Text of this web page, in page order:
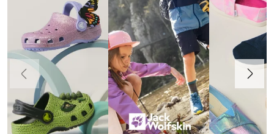
Ankstesnis Toliau